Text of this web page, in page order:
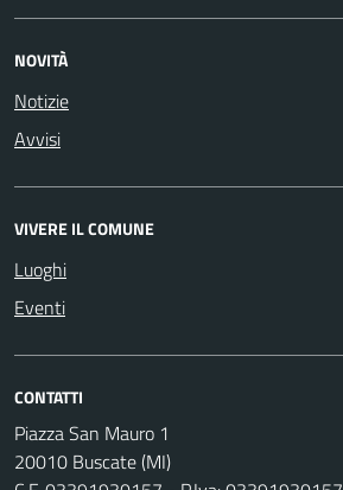
NOVITÀ
Notizie
Avvisi
VIVERE IL COMUNE
Luoghi
Eventi
CONTATTI
Piazza San Mauro 1
20010 Buscate (MI)